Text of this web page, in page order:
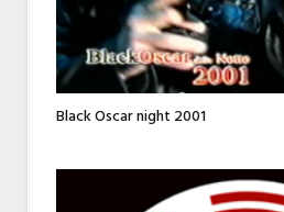
Black Oscar night 2001